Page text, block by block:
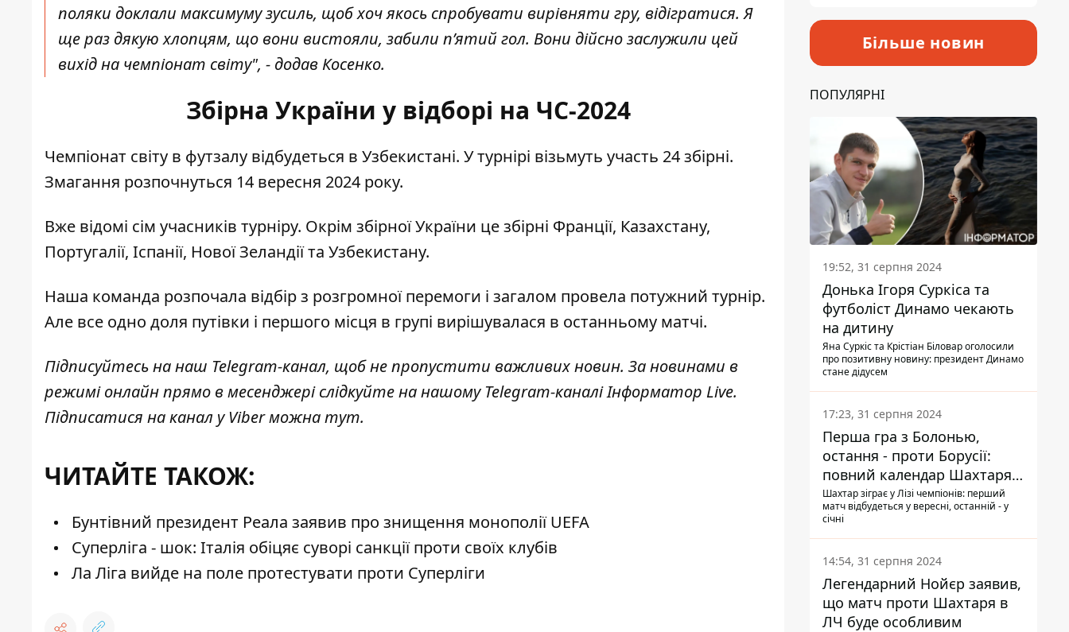
поляки доклали максимуму зусиль, щоб хоч якось спробувати вирівняти гру, відігратися. Я
ще раз дякую хлопцям, що вони вистояли, забили п’ятий гол. Вони дійсно заслужили цей
вихід на чемпіонат світу", - додав Косенко.
Збірна України у відборі на ЧС-2024
Чемпіонат світу в футзалу відбудеться в Узбекистані. У турнірі візьмуть участь 24 збірні.
Змагання розпочнуться 14 вересня 2024 року.
Вже відомі сім учасників турніру. Окрім збірної України це збірні Франції, Казахстану,
Португалії, Іспанії, Нової Зеландії та Узбекистану.
Наша команда розпочала відбір з розгромної перемоги і загалом провела потужний турнір.
Але все одно доля путівки і першого місця в групі вирішувалася в останньому матчі.
Підписуйтесь на наш Telegram-канал, щоб не пропустити важливих новин. За новинами в
режимі онлайн прямо в месенджері слідкуйте на нашому Telegram-каналіІнформатор Live.
Підписатися на канал у Viber можнатут.
ЧИТАЙТЕ ТАКОЖ:
Бунтівний президент Реала заявив про знищення монополії UEFA
Суперліга - шок: Італія обіцяє суворі санкції проти своїх клубів
Ла Ліга вийде на поле протестувати проти Суперліги
Більше новин
ПОПУЛЯРНІ
19:52, 31 серпня 2024
Донька Ігоря Суркіса та
футболіст Динамо чекають
на дитину
Яна Суркіс та Крістіан Біловар оголосили
про позитивну новину: президент Динамо
стане дідусем
17:23, 31 серпня 2024
Перша гра з Болонью,
остання - проти Борусії:
повний календар Шахтаря в
новій ЛЧ
Шахтар зіграє у Лізі чемпіонів: перший
матч відбудеться у вересні, останній - у
січні
14:54, 31 серпня 2024
Легендарний Нойєр заявив,
що матч проти Шахтаря в
ЛЧ буде особливим